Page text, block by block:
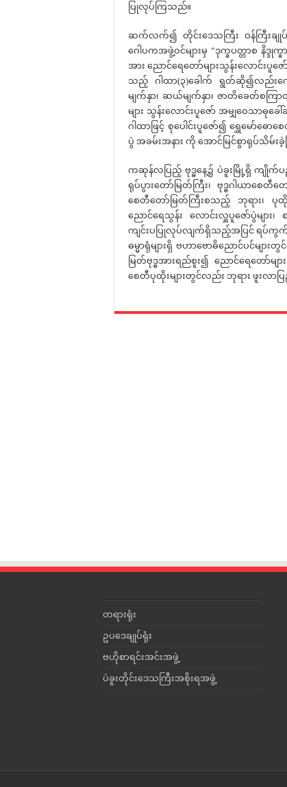
ပြုလုပ်ကြသည်။
ဆက်လက်၍ တိုင်းဒေသကြီး ဝန်ကြီးချုပ်
ဂေါပကအဖွဲ့ဝင်များမှ “ဒုက္ခပတ္တာစ နိဒ္
အား ညောင်ရေတော်များသွန်းလောင်းပူဇ
သည့် ဂါထာ(၃)ခေါက် ရွတ်ဆို၍လည်းကော
မျက်နှာ၊ ဆယ်မျက်နှာ၊ ဇာတိခေတ်စက
များ သွန်းလောင်းပူဇော် အမျှဝေသာဓုခ
ဂါထာဖြင့် စုပေါင်းပူဇော်၍ ရွှေမော်ဓေ
ပွဲ အခမ်းအနား ကို အောင်မြင်စွာရုပ်သိမ်း
ကဆုန်လပြည့် ဗုဒ္ဓနေ့၌ ပဲခူးမြို့ရှိ ကျိုက်ပ
ရုပ်ပွားတော်မြတ်ကြီး၊ ဗုဒ္ဓဂါယာစေ
စေတီတော်မြတ်ကြီးစသည့် ဘုရား၊ ပု
ညောင်ရေသွန်း လောင်းလှူပူဇော်ပွဲများ၊
ကျင်းပပြုလုပ်လျက်ရှိသည့်အပြင် ရပ်ကွက်
ဓမ္မာရုံများရှိ ဗဟာဗောဓိညောင်ပင်မျ
မြတ်ဗုဒ္ဓအားရည်စူး၍ ညောင်ရေတော်မျ
စေတီပုထိုးများတွင်လည်း ဘုရား ဖူးလာ
တရားရုံး
ဥပဒေချုပ်ရုံး
ဗဟိုစာရင်းအင်းအဖွဲ့
ပဲခူးတိုင်းဒေသကြီးအစိုးရအဖွဲ့